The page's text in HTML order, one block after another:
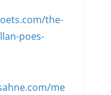
the-
poes-
me